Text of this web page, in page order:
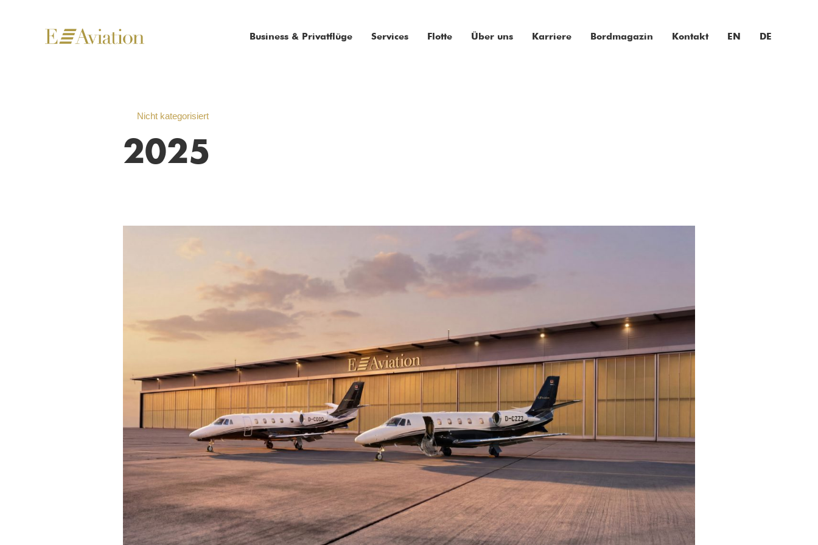
Business & Privatflüge Services Flotte Über uns Karriere Bordmagazin Kontakt EN DE
Nicht kategorisiert
2025